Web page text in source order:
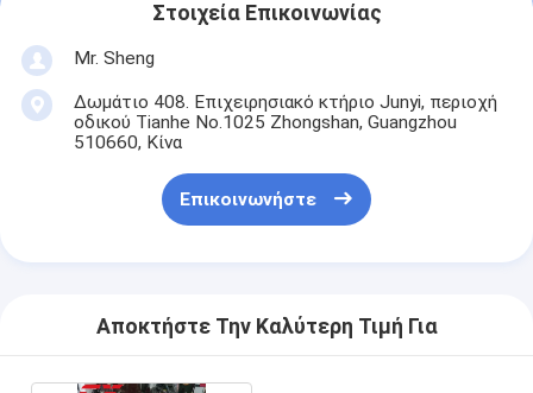
Στοιχεία Επικοινωνίας
Mr. Sheng
Δωμάτιο 408. Επιχειρησιακό κτήριο Junyi, περιοχή
οδικού Tianhe No.1025 Zhongshan, Guangzhou
510660, Κίνα
Επικοινωνήστε
Αποκτήστε Την Καλύτερη Τιμή Για